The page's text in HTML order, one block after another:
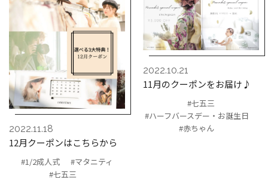
2022.11.18
12月クーポンはこちらから
#1/2成人式
#マタニティ
#七五三
2022.10.21
11月のクーポンをお届け♪
#七五三
#ハーフバースデー・お誕生日
#赤ちゃん